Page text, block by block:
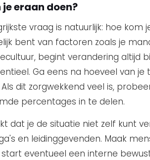
eraan doen?
vraag is natuurlijk: hoe kom
bent van factoren zoals je
begint verandering altijd
Ga eens na hoeveel van je
dit zorgwekkend veel is,
percentages in te delen.
dat je de situatie niet zelf kunt
en leidinggevenden. Maak
eventueel een interne